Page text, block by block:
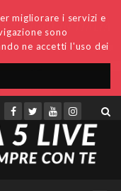
migliorare i servizi e
sono
ne accetti l'uso dei
Redazione